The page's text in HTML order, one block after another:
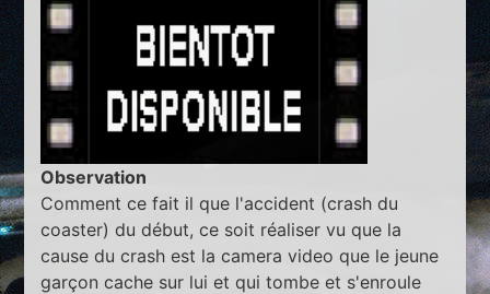
Observation
Comment ce fait il que l'accident (crash du
coaster) du début, ce soit réaliser vu que la
cause du crash est la camera video que le jeune
garçon cache sur lui et qui tombe et s'enroule